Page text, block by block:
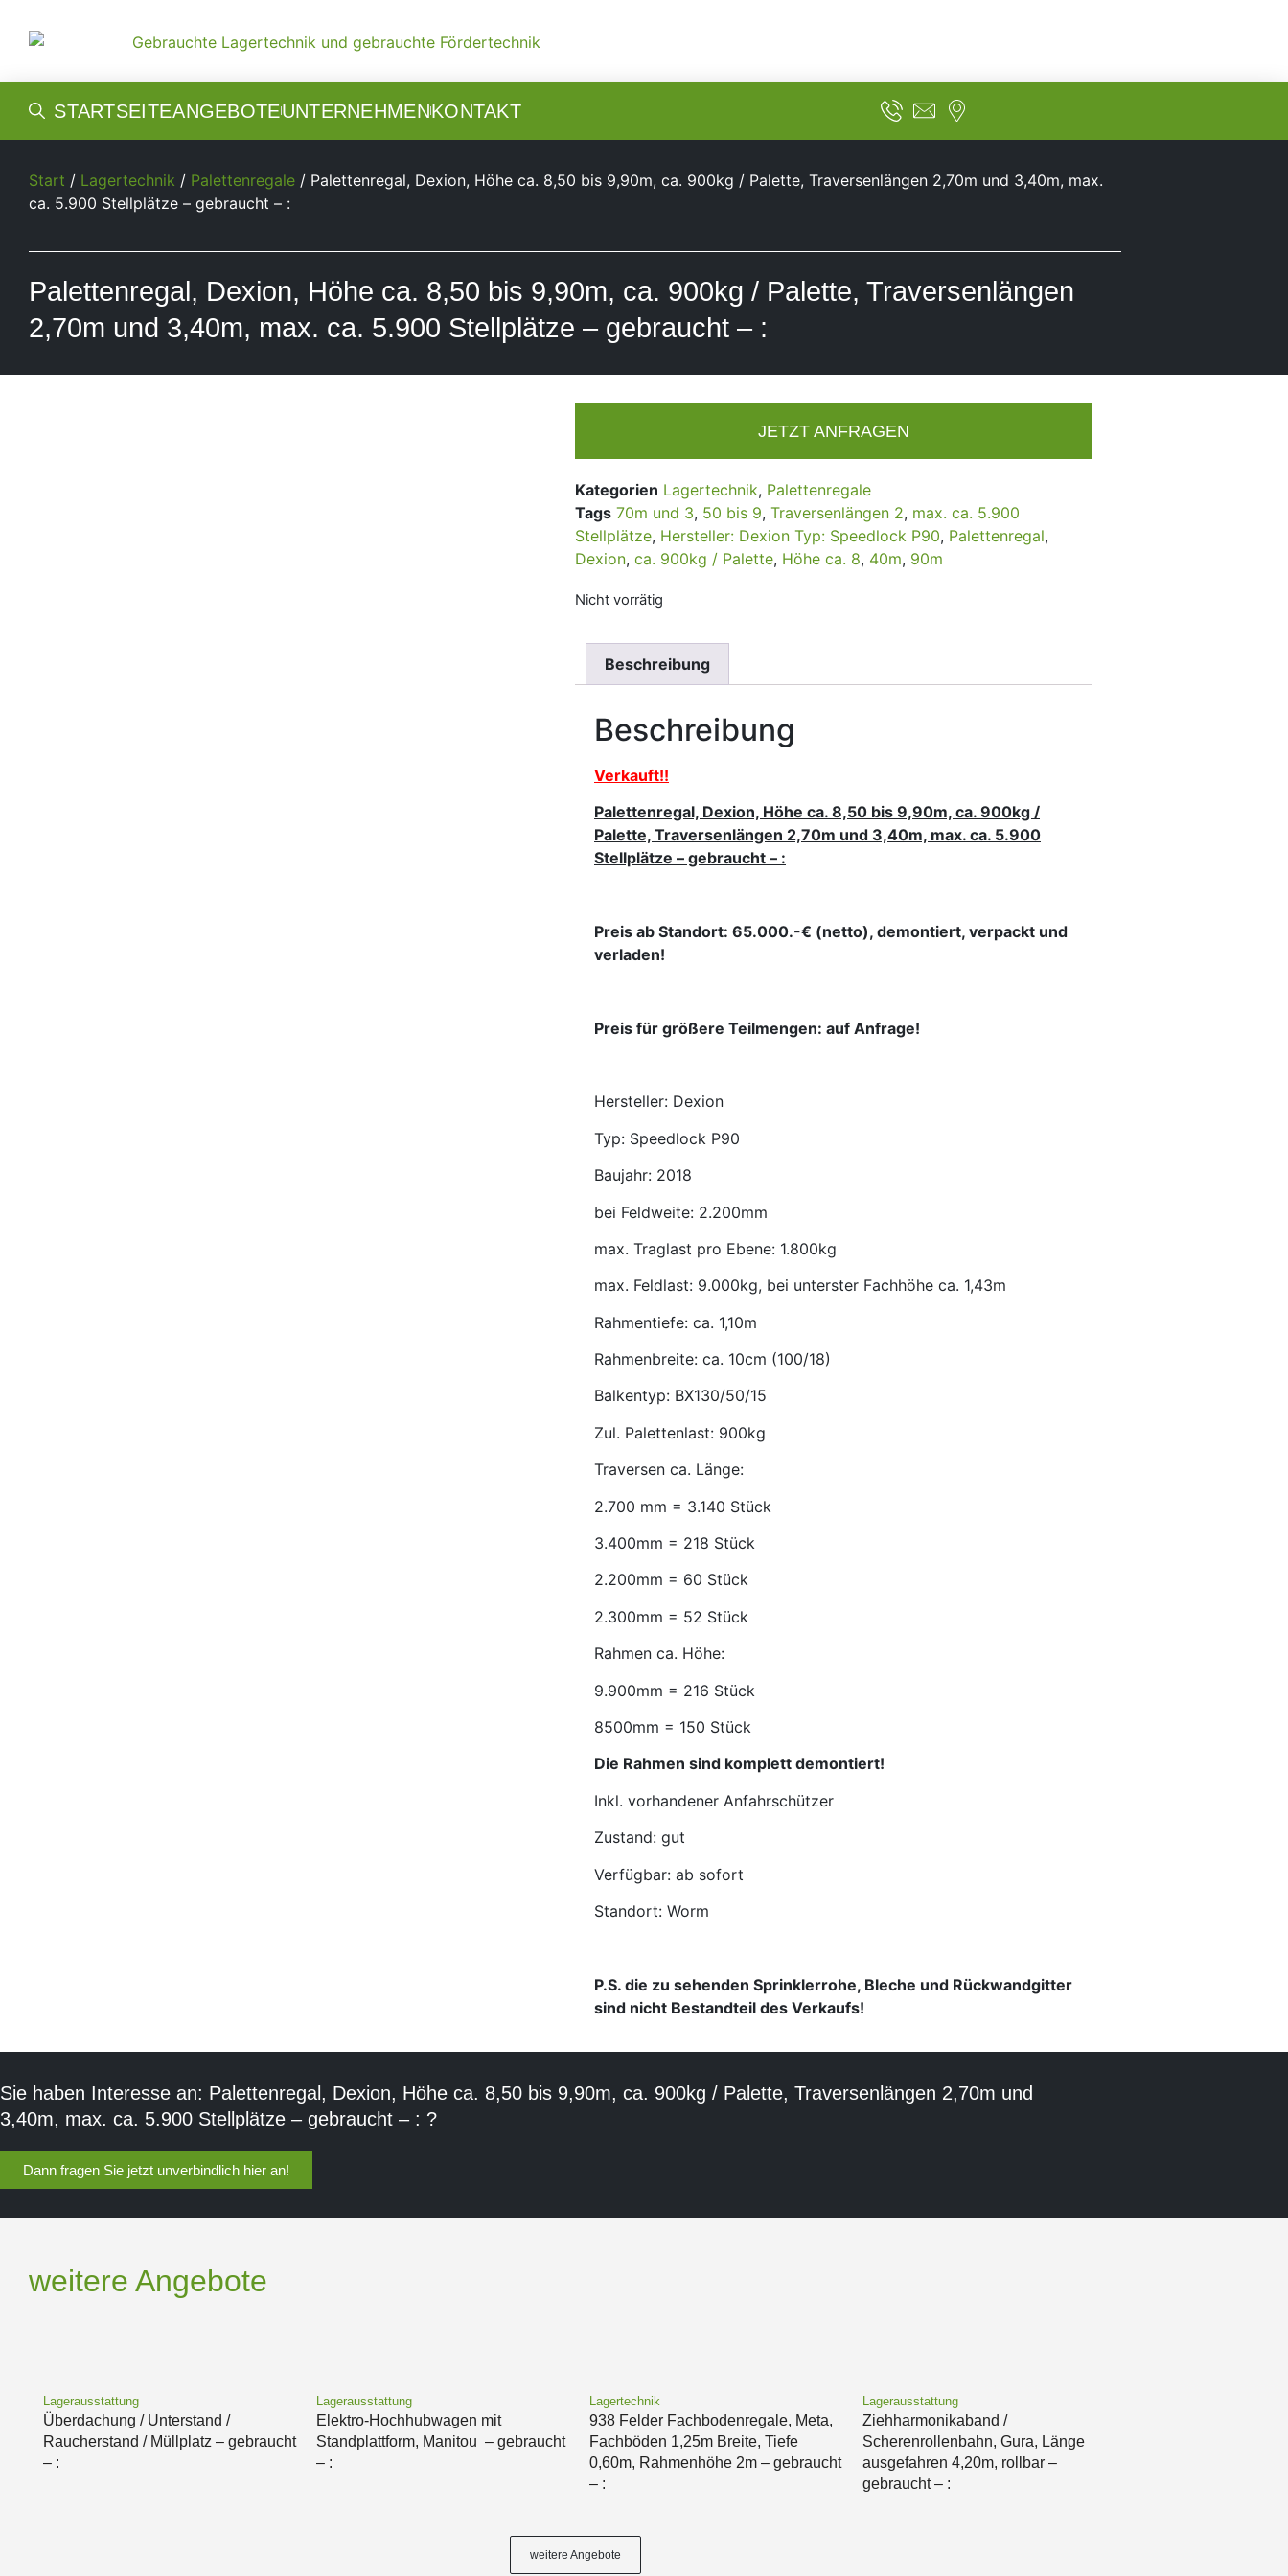
STARTSEITEANGEBOTEUNTERNEHMENKONTAKT
Start / Lagertechnik / Palettenregale / Palettenregal, Dexion, Höhe ca. 8,50 bis 9,90m, ca. 900kg / Palette, Traversenlängen 2,70m und 3,40m, max.
ca. 5.900 Stellplätze – gebraucht – :
Palettenregal, Dexion, Höhe ca. 8,50 bis 9,90m, ca. 900kg / Palette, Traversenlängen
2,70m und 3,40m, max. ca. 5.900 Stellplätze – gebraucht – :
JETZT ANFRAGEN
Kategorien Lagertechnik, Palettenregale
Tags 70m und 3, 50 bis 9, Traversenlängen 2, max. ca. 5.900
Stellplätze, Hersteller: Dexion Typ: Speedlock P90, Palettenregal,
Dexion, ca. 900kg / Palette, Höhe ca. 8, 40m, 90m
Nicht vorrätig
Beschreibung
Beschreibung
Verkauft!!
Palettenregal, Dexion, Höhe ca. 8,50 bis 9,90m, ca. 900kg /
Palette, Traversenlängen 2,70m und 3,40m, max. ca. 5.900
Stellplätze – gebraucht – :
Preis ab Standort: 65.000.-€ (netto), demontiert, verpackt und
verladen!
Preis für größere Teilmengen: auf Anfrage!
Hersteller: Dexion
Typ: Speedlock P90
Baujahr: 2018
bei Feldweite: 2.200mm
max. Traglast pro Ebene: 1.800kg
max. Feldlast: 9.000kg, bei unterster Fachhöhe ca. 1,43m
Rahmentiefe: ca. 1,10m
Rahmenbreite: ca. 10cm (100/18)
Balkentyp: BX130/50/15
Zul. Palettenlast: 900kg
Traversen ca. Länge:
2.700 mm = 3.140 Stück
3.400mm = 218 Stück
2.200mm = 60 Stück
2.300mm = 52 Stück
Rahmen ca. Höhe:
9.900mm = 216 Stück
8500mm = 150 Stück
Die Rahmen sind komplett demontiert!
Inkl. vorhandener Anfahrschützer
Zustand: gut
Verfügbar: ab sofort
Standort: Worm
P.S. die zu sehenden Sprinklerrohe, Bleche und Rückwandgitter
sind nicht Bestandteil des Verkaufs!
Sie haben Interesse an: Palettenregal, Dexion, Höhe ca. 8,50 bis 9,90m, ca. 900kg / Palette, Traversenlängen 2,70m und
3,40m, max. ca. 5.900 Stellplätze – gebraucht – : ?
Dann fragen Sie jetzt unverbindlich hier an!
weitere Angebote
Lagerausstattung
Überdachung / Unterstand /
Raucherstand / Müllplatz – gebraucht
– :
Lagerausstattung
Elektro-Hochhubwagen mit
Standplattform, Manitou – gebraucht
– :
Lagertechnik
938 Felder Fachbodenregale, Meta,
Fachböden 1,25m Breite, Tiefe
0,60m, Rahmenhöhe 2m – gebraucht
– :
Lagerausstattung
Ziehharmonikaband /
Scherenrollenbahn, Gura, Länge
ausgefahren 4,20m, rollbar –
gebraucht – :
weitere Angebote